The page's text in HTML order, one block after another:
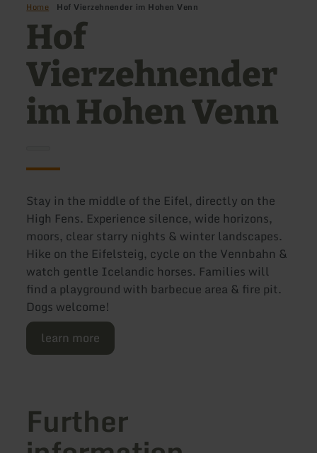
Home Hof Vierzehnender im Hohen Venn
Hof
Vierzehnender
im Hohen Venn
Stay in the middle of the Eifel, directly on the
High Fens. Experience silence, wide horizons,
moors, clear starry nights & winter landscapes.
Hike on the Eifelsteig, cycle on the Vennbahn &
watch gentle Icelandic horses. Families will
find a playground with barbecue area & fire pit.
Dogs welcome!
learn more
Further